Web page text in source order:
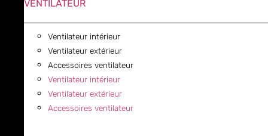
VENTILATEUR
Ventilateur intérieur
Ventilateur extérieur
Accessoires ventilateur
Ventilateur intérieur
Ventilateur extérieur
Accessoires ventilateur